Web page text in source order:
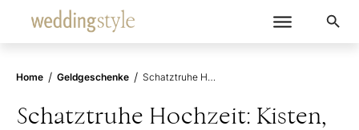
Home / Geldgeschenke / Schatztruhe Hochzeit: Kisten, Ideen & Spiel zum Geldgeschenk
Schatztruhe Hochzeit: Kisten,